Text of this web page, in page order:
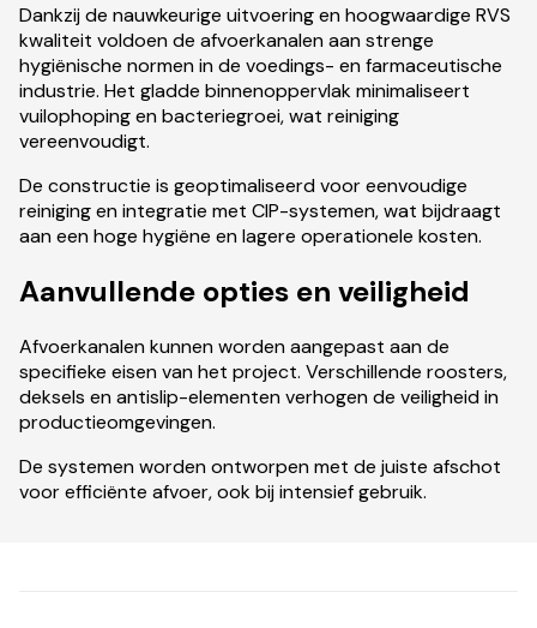
Dankzij de nauwkeurige uitvoering en hoogwaardige RVS
kwaliteit voldoen de afvoerkanalen aan strenge
hygiënische normen in de voedings- en farmaceutische
industrie. Het gladde binnenoppervlak minimaliseert
vuilophoping en bacteriegroei, wat reiniging
vereenvoudigt.
De constructie is geoptimaliseerd voor eenvoudige
reiniging en integratie met CIP-systemen, wat bijdraagt
aan een hoge hygiëne en lagere operationele kosten.
Aanvullende opties en veiligheid
Afvoerkanalen kunnen worden aangepast aan de
specifieke eisen van het project. Verschillende roosters,
deksels en antislip-elementen verhogen de veiligheid in
productieomgevingen.
De systemen worden ontworpen met de juiste afschot
voor efficiënte afvoer, ook bij intensief gebruik.